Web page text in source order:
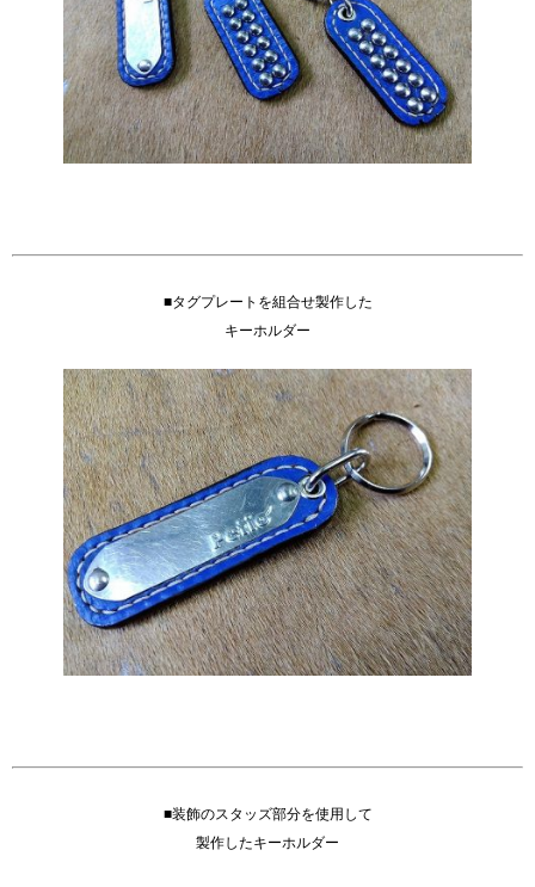
■タグプレートを組合せ製作した
キーホルダー
■装飾のスタッズ部分を使用して
製作したキーホルダー